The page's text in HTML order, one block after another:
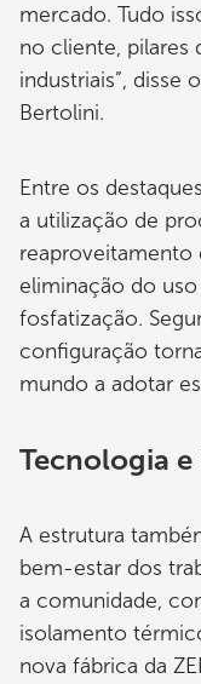
mercado. Tudo
no cliente, pilares
industriais”, disse
Bertolini.
Entre os
a utilização de
reaproveitamento
eliminação do
fosfatização.
configuração
mundo a adotar
Tecnologia
A estrutura
bem-estar dos
a comunidade,
isolamento
nova fábrica da